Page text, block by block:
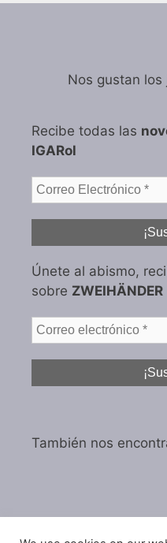
Nos gustan los
Recibe todas las
IGARol
Únete al abismo,
sobre ZWEIHÄNDER
También nos